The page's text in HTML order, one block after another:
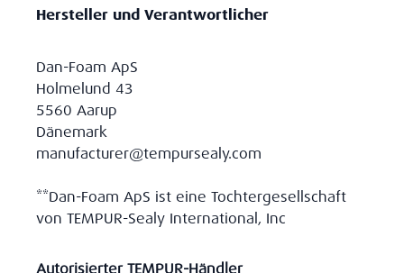
Hersteller und Verantwortlicher
Dan-Foam ApS
Holmelund 43
5560 Aarup
Dänemark
manufacturer@tempursealy.com
**Dan-Foam ApS ist eine Tochtergesellschaft
von TEMPUR-Sealy International, Inc
Autorisierter TEMPUR-Händler